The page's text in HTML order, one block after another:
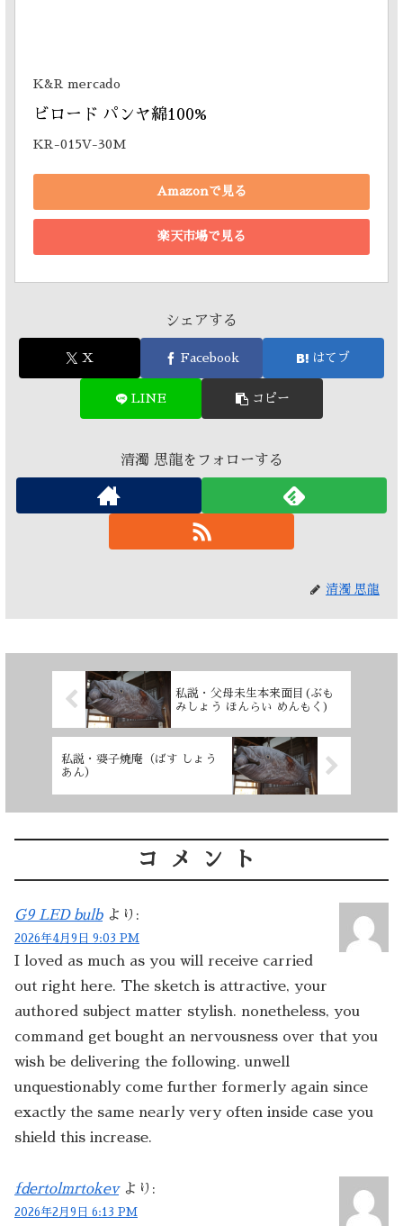
K&R mercado
ビロード パンヤ綿100%
KR-015V-30M
Amazonで見る
楽天市場で見る
シェアする
X Facebook はてブ
LINE コピー
清濁 思龍をフォローする
清濁 思龍
私説・父母未生本来面目(ぶも
みしょう ほんらい めんもく)
私説・婆子焼庵（ばす しょう
あん）
コメント
G9 LED bulb より:
2026年4月9日 9:03 PM
I loved as much as you will receive carried
out right here. The sketch is attractive, your
authored subject matter stylish. nonetheless, you
command get bought an nervousness over that you
wish be delivering the following. unwell
unquestionably come further formerly again since
exactly the same nearly very often inside case you
shield this increase.
fdertolmrtokev より:
2026年2月9日 6:13 PM